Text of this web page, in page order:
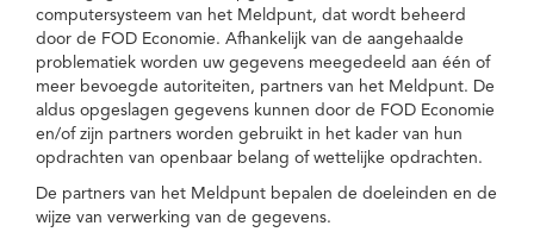
computersysteem van het Meldpunt, dat wordt beheerd
door de FOD Economie. Afhankelijk van de aangehaalde
problematiek worden uw gegevens meegedeeld aan één of
meer bevoegde autoriteiten, partners van het Meldpunt. De
aldus opgeslagen gegevens kunnen door de FOD Economie
en/of zijn partners worden gebruikt in het kader van hun
opdrachten van openbaar belang of wettelijke opdrachten.
De partners van het Meldpunt bepalen de doeleinden en de
wijze van verwerking van de gegevens.